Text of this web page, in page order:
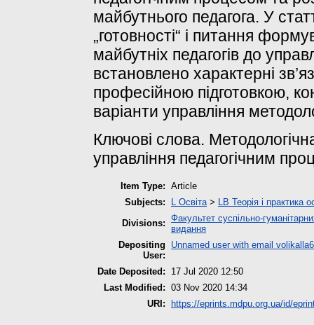
майбутнього педагога. У
„готовності“ і питання
майбутніх педагогів до
встановлено характерні
професійною підготовкою,
варіанти управління
Ключові слова.
управління педагогічним
Item Type: Article
Subjects:
L Освіта> LB Теорія і практика
Divisions: Факультет суспільно-
видання
Depositing
User:
Unnamed user with email
Date Deposited:
17 Jul 2020 12:50
Last Modified: 03 Nov 2020 14:34
URI:
https://eprints.mdpu.org.ua/id/